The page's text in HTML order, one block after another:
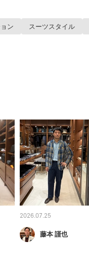
ン スーツスタイル
2026.07.25
藤本 謹也